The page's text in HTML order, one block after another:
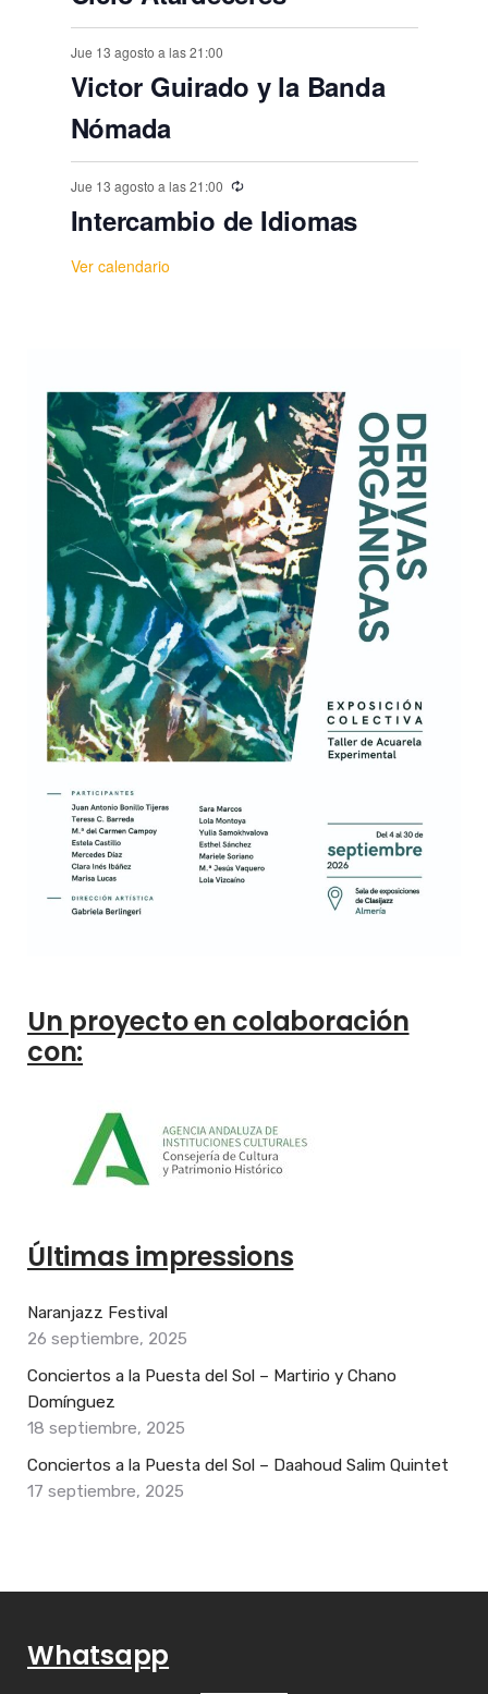
Jue 13 agosto a las 21:00
Victor Guirado y la Banda
Nómada
Jue 13 agosto a las 21:00
Intercambio de Idiomas
Ver calendario
Un proyecto en colaboración
con:
Últimas impressions
Naranjazz Festival
26 septiembre, 2025
Conciertos a la Puesta del Sol – Martirio y Chano
Domínguez
18 septiembre, 2025
Conciertos a la Puesta del Sol – Daahoud Salim Quintet
17 septiembre, 2025
Whatsapp